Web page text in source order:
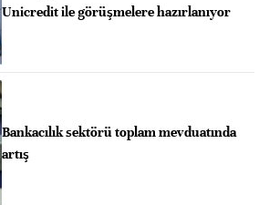
Unicredit ile görüşmelere hazırlanıyor
Bankacılık sektörü toplam mevduatında
artış